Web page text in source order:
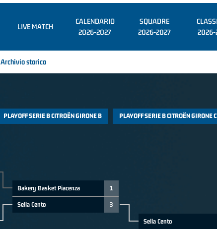
LIVE MATCH
CALENDARIO
2026-2027
SQUADRE
2026-2027
2026-
Archivio storico
PLAYOFF SERIE B CITROËN GIRONE B PLAYOFF SERIE B CITROËN GIRONE C
Bakery Basket Piacenza 1
Sella Cento 3
Sella Cento